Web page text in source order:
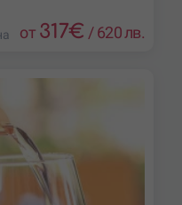
от 317€ /620 лв.